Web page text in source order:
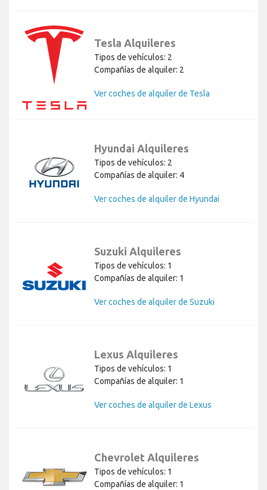
Tesla Alquileres
Tipos de vehículos: 2
Compañías de alquiler: 2
Ver coches de alquiler de Tesla
Hyundai Alquileres
Tipos de vehículos: 2
Compañías de alquiler: 4
Ver coches de alquiler de Hyundai
Suzuki Alquileres
Tipos de vehículos: 1
Compañías de alquiler: 1
Ver coches de alquiler de Suzuki
Lexus Alquileres
Tipos de vehículos: 1
Compañías de alquiler: 1
Ver coches de alquiler de Lexus
Chevrolet Alquileres
Tipos de vehículos: 1
Compañías de alquiler: 1